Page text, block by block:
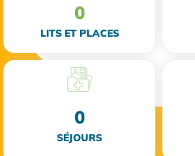
LITS ET PLACES
0
SÉJOURS
0